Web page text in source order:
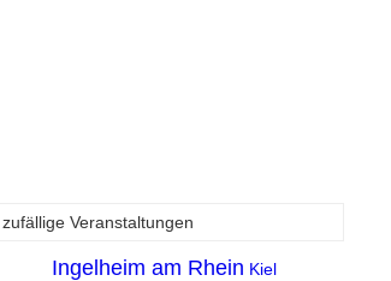
zufällige Veranstaltungen
Ingelheim am Rhein Kiel